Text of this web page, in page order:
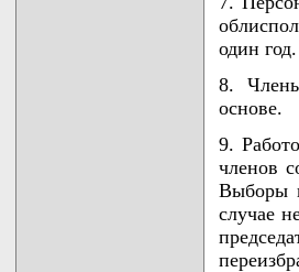
один год.
8.
основе.
9.
членов
Выборы
случае